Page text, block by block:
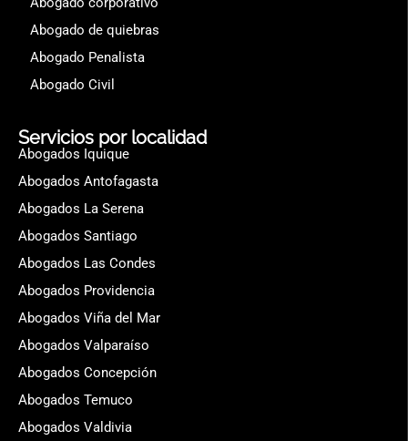
Abogado de quiebras
Abogado Penalista
Abogado Civil
Servicios por localidad
Abogados Iquique
Abogados Antofagasta
Abogados La Serena
Abogados Santiago
Abogados Las Condes
Abogados Providencia
Abogados Viña del Mar
Abogados Valparaíso
Abogados Concepción
Abogados Temuco
Abogados Valdivia